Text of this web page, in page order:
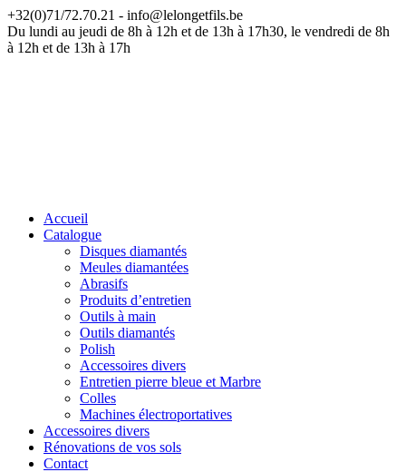
+32(0)71/72.70.21 - info@lelongetfils.be
Du lundi au jeudi de 8h à 12h et de 13h à 17h30, le vendredi de 8h
à 12h et de 13h à 17h
Accueil
Catalogue
Disques diamantés
Meules diamantées
Abrasifs
Produits d’entretien
Outils à main
Outils diamantés
Polish
Accessoires divers
Entretien pierre bleue et Marbre
Colles
Machines électroportatives
Accessoires divers
Rénovations de vos sols
Contact
ATTENTION — Nos bureaux sont fermés du 17 juillet au 9